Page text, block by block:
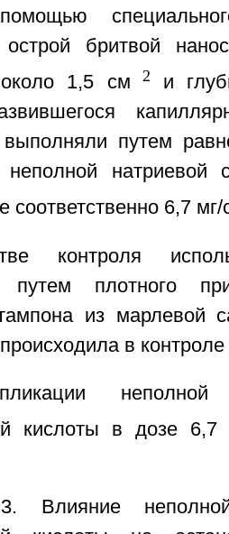
острой бритвой
1,5 см 2
и
выполняли путем
натриевой
соответственно 6,7 мг/
контроля
путем плотного
из марлевой
в
неполной
кислоты в дозе 6,7
Влияние